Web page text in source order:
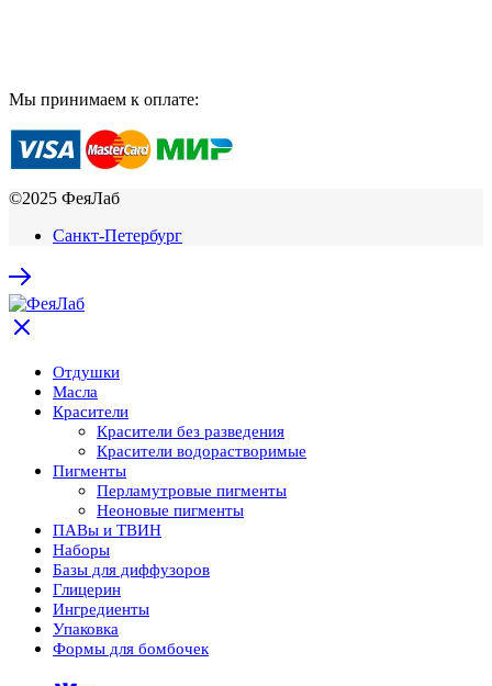
Мы принимаем к оплате:
©2025 ФеяЛаб
Санкт-Петербург
Отдушки
Масла
Красители
Красители без разведения
Красители водорастворимые
Пигменты
Перламутровые пигменты
Неоновые пигменты
ПАВы и ТВИН
Наборы
Базы для диффузоров
Глицерин
Ингредиенты
Упаковка
Формы для бомбочек